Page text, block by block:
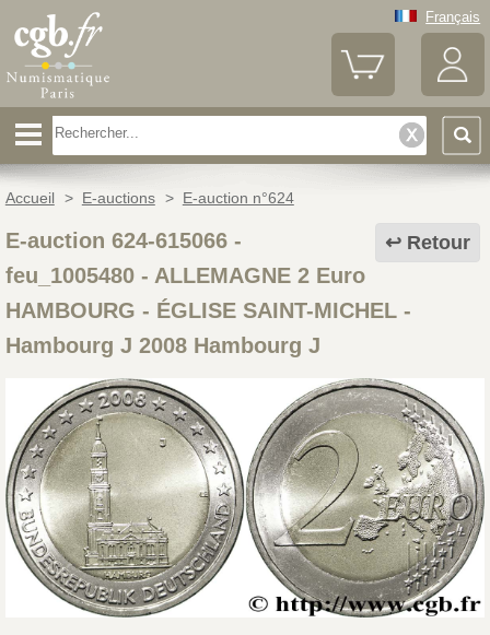
Français
Accueil > E-auctions > E-auction n°624
Retour
E-auction 624-615066 -
feu_1005480- ALLEMAGNE 2 Euro
HAMBOURG - ÉGLISE SAINT-MICHEL -
Hambourg J 2008 Hambourg J